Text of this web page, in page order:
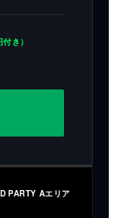
PARTY Aエリア
き）